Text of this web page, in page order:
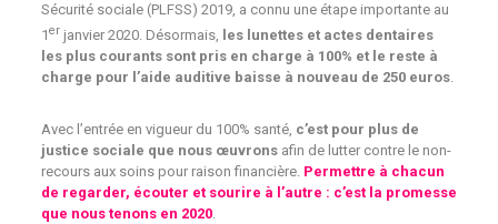
Sécurité sociale (PLFSS) 2019, a connu une étape importante au
1er janvier 2020. Désormais, les lunettes et actes dentaires
les plus courants sont pris en charge à 100% et le reste à
charge pour l’aide auditive baisse à nouveau de 250 euros.
Avec l’entrée en vigueur du 100% santé, c’est pour plus de
justice sociale que nous œuvronsafin de lutter contre le non-
recours aux soins pour raison financière. Permettre à chacun
de regarder, écouter et sourire à l’autre : c’est la promesse
que nous tenons en 2020.